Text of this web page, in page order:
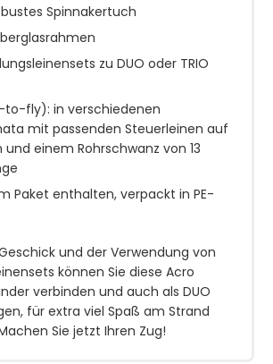
Spinnakertuch
zu DUO oder TRIO
to-fly): in verschiedenen
mit passenden Steuerleinen auf
und einem Rohrschwanz von 13
Paket enthalten, verpackt in PE-
und der Verwendung von
können Sie diese Acro
verbinden und auch als DUO
für extra viel Spaß am Strand
Sie jetzt Ihren Zug!